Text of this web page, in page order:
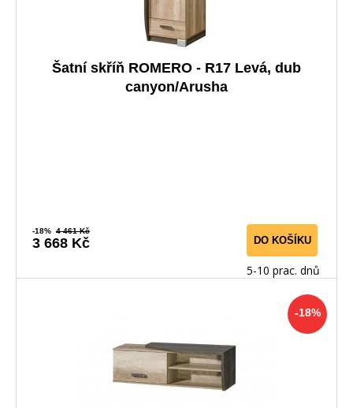
Šatní skříň ROMERO - R17 Levá, dub
canyon/Arusha
-18% 4 461 Kč
3 668 Kč DO KOŠÍKU
5-10 prac. dnů
-18%